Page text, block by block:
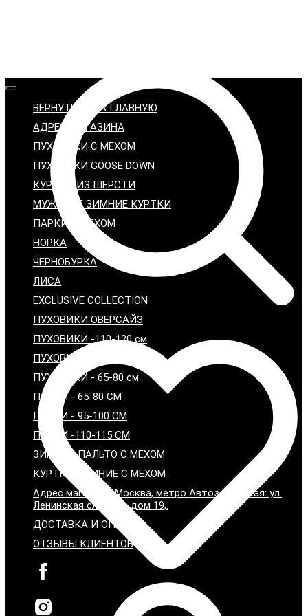
ВЕРНУТЬСЯ НА ГЛАВНУЮ
АДРЕС МАГАЗИНА
ПУХОВИКИ С МЕХОМ
ПУХОВИКИ GOOSE DOWN
КУРТКИ ИЗ ШЕРСТИ
МУЖСКИЕ ЗИМНИЕ КУРТКИ
ПАРКИ С МЕХОМ
НОРКА
ЧЕРНОБУРКА
ЛИСА
EXCLUSIVE COLLECTION
ПУХОВИКИ ОВЕРСАЙЗ
ПУХОВИКИ -110-120 см
ПУХОВИКИ - 95-100 см
ПУХОВИКИ - 65-80 см
ПАРКИ - 65-80 СМ
ПАРКИ - 95-100 СМ
ПАРКИ -110-115 СМ
ЗИМНИЕ ПАЛЬТО С МЕХОМ
КУРТКИ ЗИМНИЕ С МЕХОМ
Адрес магазина: Москва, метро Автозаводская: ул.
Ленинская слобода дом 19,.
ДОСТАВКА И ОПЛАТА
ОТЗЫВЫ КЛИЕНТОВ